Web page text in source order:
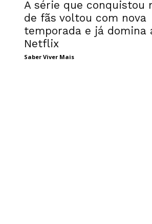
A série que conquistou
de fãs voltou com nova
temporada e já domina
Netflix
Saber Viver Mais